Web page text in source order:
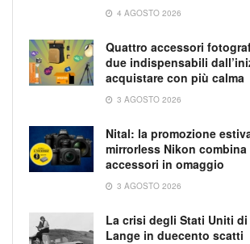
4 AGOSTO 2026
Quattro accessori
due indispensabili
acquistare con più calma
3 AGOSTO 2026
Nital: la promozione
mirrorless Nikon
accessori in omaggio
3 AGOSTO 2026
La crisi degli Stati Uniti di
Lange in duecento scatti